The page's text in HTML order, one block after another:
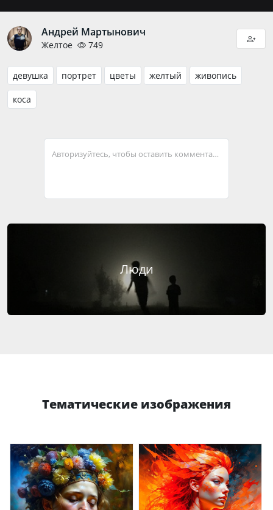
Андрей Мартынович
Желтое 749
девушка портрет цветы желтый живопись
коса
Авторизуйтесь, чтобы оставить комментарий
Люди
Тематические изображения